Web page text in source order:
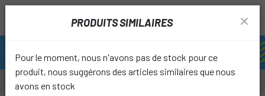
PRODUITS SIMILAIRES
Pour le moment, nous n'avons pas de stock pour ce
produit, nous suggérons des articles similaires que nous
avons en stock